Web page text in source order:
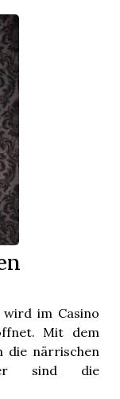
im Casino
Mit dem
die närrischen
sind die